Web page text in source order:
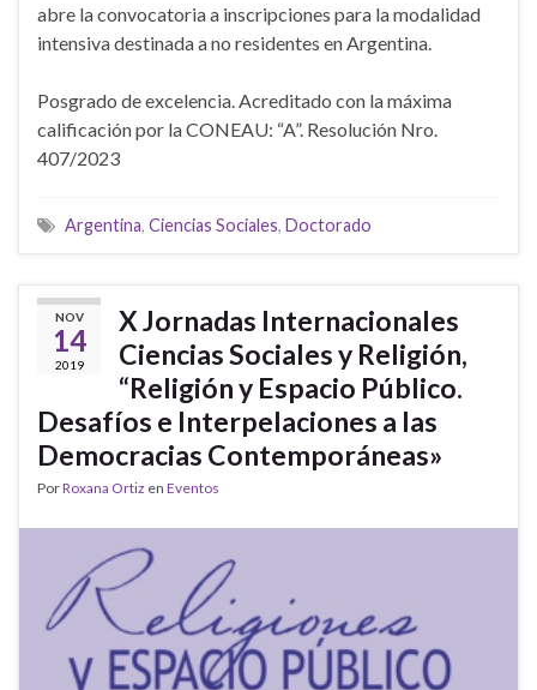
abre la convocatoria a inscripciones para la modalidad
intensiva destinada a no residentes en Argentina.
Posgrado de excelencia. Acreditado con la máxima
calificación por la CONEAU: “A”. Resolución Nro.
407/2023
Argentina, Ciencias Sociales, Doctorado
NOV
14
2019
X Jornadas Internacionales
Ciencias Sociales y Religión,
“Religión y Espacio Público.
Desafíos e Interpelaciones a las
Democracias Contemporáneas»
PorRoxana Ortiz en Eventos